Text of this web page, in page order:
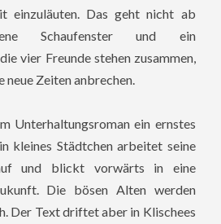
einzuläuten. Das geht nicht ab
Schaufenster und ein
vier Freunde stehen zusammen,
neue Zeiten anbrechen.
Unterhaltungsroman ein ernstes
kleines Städtchen arbeitet seine
auf und blickt vorwärts in eine
Die bösen Alten werden
Der Text driftet aber in Klischees